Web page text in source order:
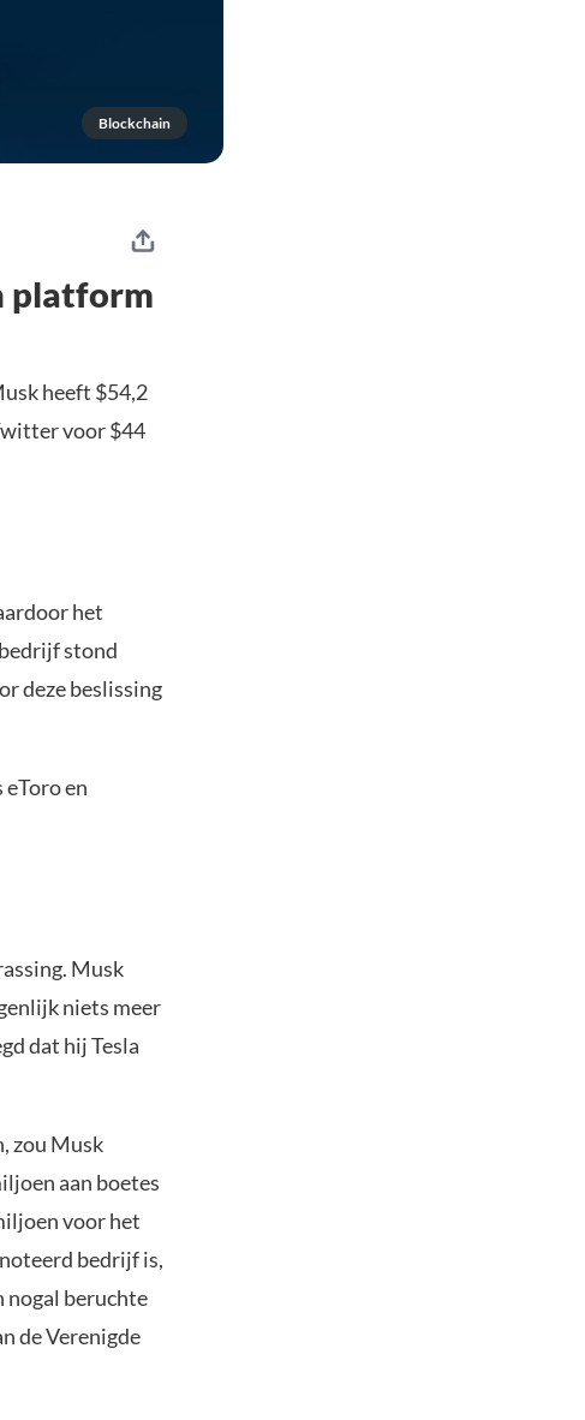
Blockchain
platform
heeft $54,2
voor $44
het
stond
deze beslissing
en
Musk
niets meer
dat hij Tesla
zou Musk
aan boetes
voor het
bedrijf is,
nogal beruchte
de Verenigde